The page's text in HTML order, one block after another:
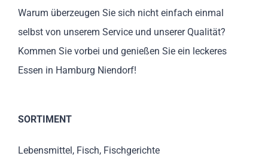
Warum überzeugen Sie sich nicht einfach einmal
selbst von unserem Service und unserer Qualität?
Kommen Sie vorbei und genießen Sie ein leckeres
Essen in Hamburg Niendorf!
SORTIMENT
Lebensmittel, Fisch, Fischgerichte